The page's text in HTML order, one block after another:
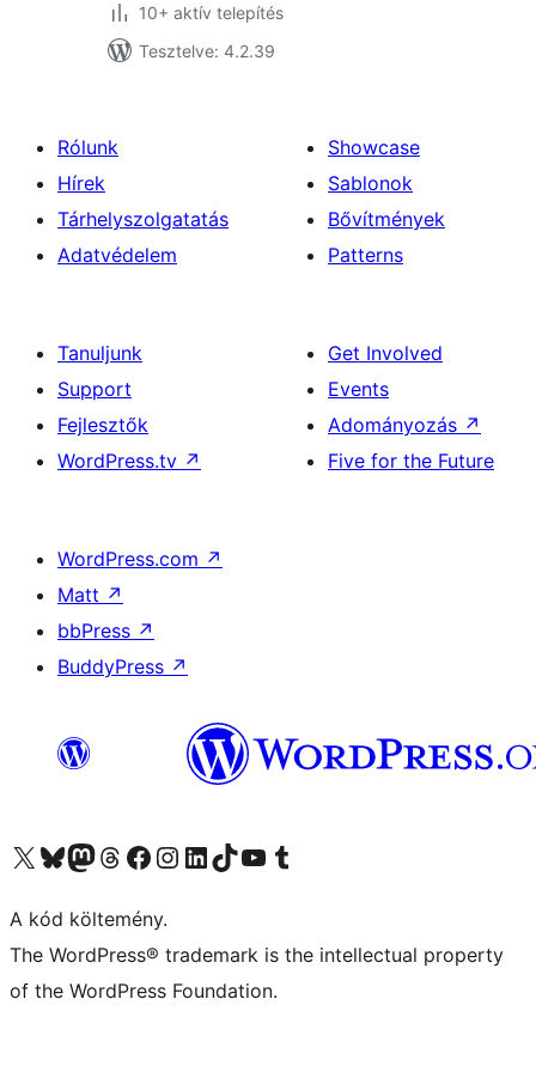
10+ aktív telepítés
Tesztelve: 4.2.39
Rólunk
Hírek
Tárhelyszolgatatás
Adatvédelem
Showcase
Sablonok
Bővítmények
Patterns
Tanuljunk
Support
Fejlesztők
WordPress.tv ↗
Get Involved
Events
Adományozás ↗
Five for the Future
WordPress.com ↗
Matt ↗
bbPress ↗
BuddyPress ↗
Visit our X (formerly Twitter) account
Visit our Bluesky account
Twitter csatornánk
Visit our Threads account
Facebook oldalunk megtekintése
Visit our Instagram account
Visit our LinkedIn account
Visit our TikTok account
Visit our YouTube channel
Visit our Tumblr account
A kód költemény.
The WordPress® trademark is the intellectual property
of the WordPress Foundation.